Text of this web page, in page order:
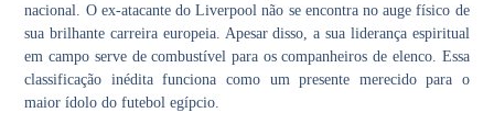
nacional. O ex-atacante do Liverpool não se encontra no auge físico de
sua brilhante carreira europeia. Apesar disso, a sua liderança espiritual
em campo serve de combustível para os companheiros de elenco. Essa
classificação inédita funciona como um presente merecido para o
maior ídolo do futebol egípcio.